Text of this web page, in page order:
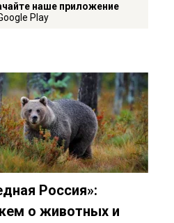
наше приложение
Play
Россия»:
о животных и